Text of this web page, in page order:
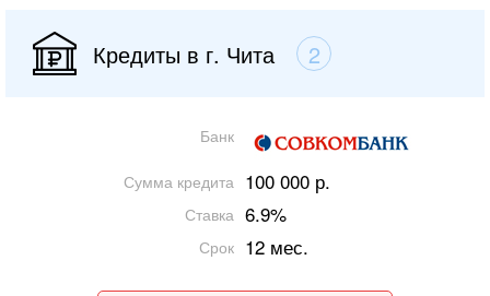
Кредиты в г. Чита 2
Банк
Сумма кредита 100 000 р.
Ставка 6.9%
Срок 12 мес.